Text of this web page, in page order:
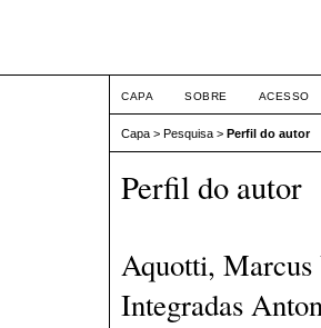
CAPA SOBRE ACESSO
Capa > Pesquisa > Perfil do autor
Perfil do autor
Aquotti,
Integradas